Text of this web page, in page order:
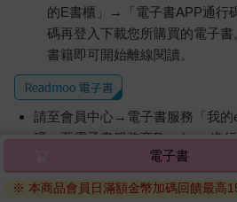
的E書櫃」→「電子書APP通行
碼再登入下載您所購買的電子書
書籍即可開始離線閱讀。
請至會員中心→電子書服務「我的
碼』至電子書服務商Readmoo進
因版權保護，您在金石堂所購買的
電子書
※ 本商品會員日滿額金幣加碼回饋最高